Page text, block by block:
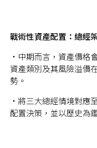
戰術性資產配置：總經
•中期而言，資產價格
資產類別及其風險溢價
勢。
•將三大總經情境對應
配置決策，並以歷史為